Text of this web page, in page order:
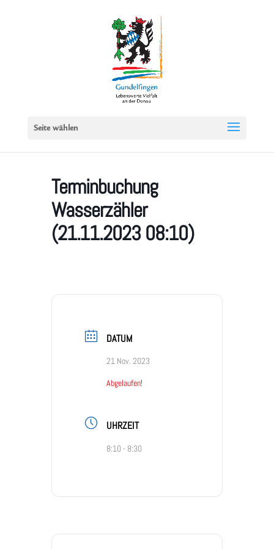
Seite wählen
Terminbuchung
Wasserzähler
(21.11.2023 08:10)
DATUM
21 Nov. 2023
Abgelaufen!
UHRZEIT
8:10 - 8:30